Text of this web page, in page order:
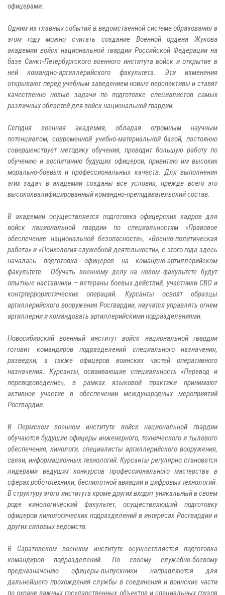
офицерами.
Одним из главных событий в ведомственной системе образования в
этом году можно считать создание Военной ордена Жукова
академии войск национальной гвардии Российской Федерации на
базе Санкт-Петербургского военного института войск и открытие в
ней командно-артиллерийского факультета. Эти изменения
открывают перед учебным заведением новые перспективы и ставят
качественно новые задачи по подготовке специалистов самых
различных областей для войск национальной гвардии.
Сегодня военная академия, обладая огромным научным
потенциалом, современной учебно-материальной базой, постоянно
совершенствует методику обучения, проводит большую работу по
обучению и воспитанию будущих офицеров, привитию им высоких
морально-боевых и профессиональных качеств. Для выполнения
этих задач в академии созданы все условия, прежде всего это
высококвалифицированный командно-преподавательский состав.
В академии осуществляется подготовка офицерских кадров для
войск национальной гвардии по специальностям «Правовое
обеспечение национальной безопасности», «Военно-политическая
работа» и «Психология служебной деятельности», с этого года здесь
началась подготовка офицеров на командно-артиллерийском
факультете. Обучать военному делу на новом факультете будут
опытные наставники – ветераны боевых действий, участники СВО и
контртеррористических операций. Курсанты освоят образцы
артиллерийского вооружения Росгвардии, научатся управлять огнем
артиллерии и командовать артиллерийскими подразделениями.
Новосибирский военный институт войск национальной гвардии
готовит командиров подразделений специального назначения,
разведки, а также офицеров воинских частей оперативного
назначения. Курсанты, осваивающие специальность «Перевод и
переводоведение», в рамках языковой практики принимают
активное участие в обеспечении международных мероприятий
Росгвардии.
В Пермском военном институте войск национальной гвардии
обучаются будущие офицеры инженерного, технического и тылового
обеспечения, кинологи, специалисты артиллерийского вооружения,
связи, информационных технологий. Курсанты регулярно становятся
лидерами ведущих конкурсов профессионального мастерства в
сферах робототехники, беспилотной авиации и цифровых технологий.
В структуру этого института кроме других входит уникальный в своем
роде кинологический факультет, осуществляющий подготовку
офицеров кинологических подразделений в интересах Росгвардии и
других силовых ведомств.
В Саратовском военном институте осуществляется подготовка
командиров подразделений. По своему служебно-боевому
предназначению офицеры-выпускники направляются для
дальнейшего прохождения службы в соединения и воинские части
по охране важных государственных объектов и специальных грузов